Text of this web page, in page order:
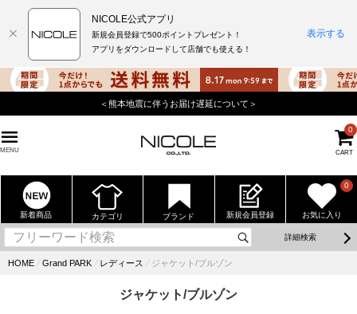
＜熊本地震に伴うお届け遅延について＞
MENU CART
0
新着商品 カテゴリ ブランド 新規会員登録 お気に入り
0
詳細検索
HOME ⁄ Grand PARK ⁄ レディース ⁄ ジャケット/ブルゾン
ジャケット/ブルゾン
NICOLE公式アプリ
新規会員登録で500ポイントプレゼント！
アプリをダウンロードして店舗でも使える！
表示する